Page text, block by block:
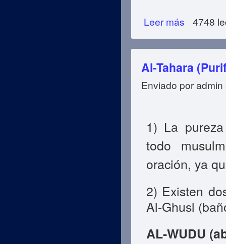
Leer más sobre ¿Como
4748
Al-Tahara
Enviado poradmin
1) La
todo
oración, ya
2) Existen
Al-Ghusl
AL-WUDU